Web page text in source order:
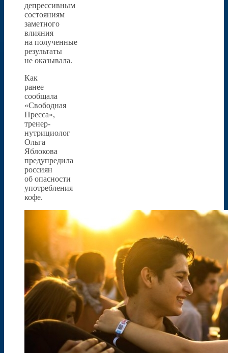
депрессивным
состояниям
заметного
влияния
на полученные
результаты
не оказывала.
Как
ранее
сообщала
«Свободная
Пресса»,
тренер-
нутрициолог
Ольга
Яблокова
предупредила
россиян
об опасности
употребления
кофе.